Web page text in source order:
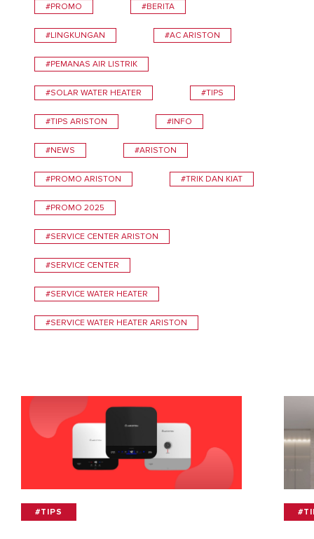
#PROMO #BERITA
#LINGKUNGAN #AC ARISTON
#PEMANAS AIR LISTRIK
#SOLAR WATER HEATER #TIPS
#TIPS ARISTON #INFO
#NEWS #ARISTON
#PROMO ARISTON #TRIK DAN KIAT
#PROMO 2025
#SERVICE CENTER ARISTON
#SERVICE CENTER
#SERVICE WATER HEATER
#SERVICE WATER HEATER ARISTON
#TIPS